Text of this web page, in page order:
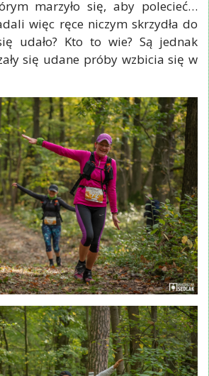
marzyło się, aby polecieć…
więc ręce niczym skrzydła do
udało? Kto to wie? Są jednak
się udane próby wzbicia się w